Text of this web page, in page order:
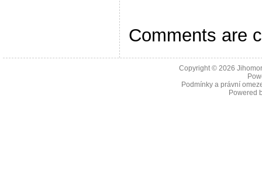
Comments are
Copyright © 2026
Podmínky a právní
Powered